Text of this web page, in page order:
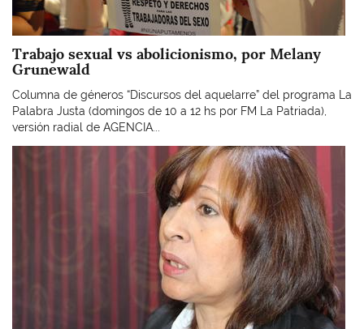
Trabajo sexual vs abolicionismo, por Melany
Grunewald
Columna de géneros “Discursos del aquelarre” del programa La
Palabra Justa (domingos de 10 a 12 hs por FM La Patriada),
versión radial de AGENCIA...